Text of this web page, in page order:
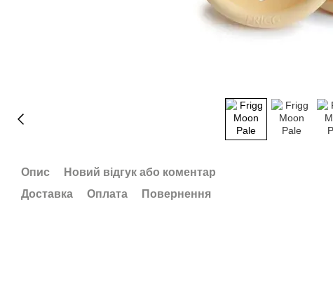
Опис
Новий відгук або коментар
Доставка
Оплата Повернення